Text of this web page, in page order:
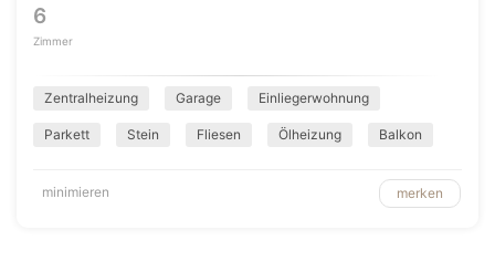
6
Zimmer
Zentralheizung Garage Einliegerwohnung
Parkett Stein Fliesen Ölheizung Balkon
minimieren merken